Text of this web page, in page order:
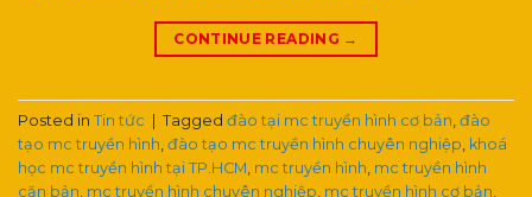
CONTINUE READING →
Posted in Tin tức | Tagged đào tại mc truyền hình cơ bản đào
tạo mc truyền hình đào tạo mc truyền hình chuyên nghiệp khoá
học mc truyền hình tại TP.HCM mc truyền hình mc truyền hình
căn bản mc truyền hình chuyên nghiệp mc truyền hình cơ bản